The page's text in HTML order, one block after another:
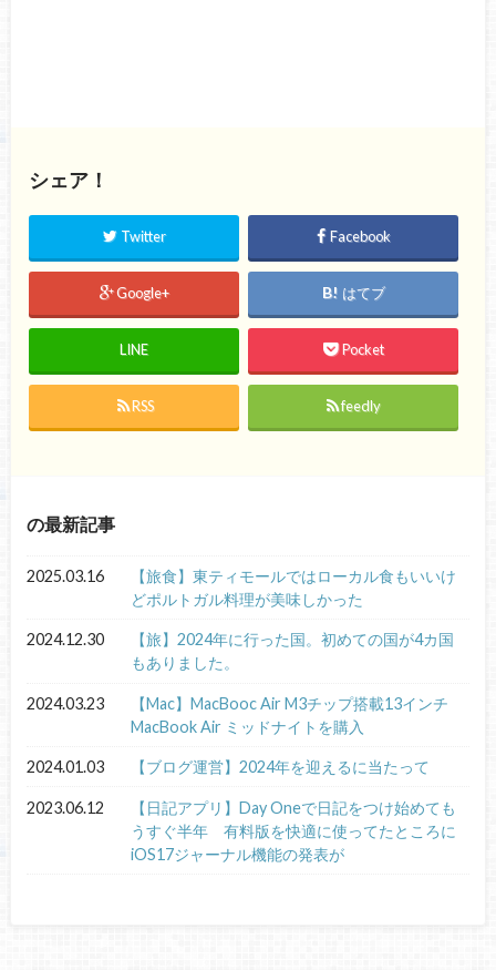
シェア！
Twitter Facebook
Google+ はてブ
LINE Pocket
RSS feedly
の最新記事
2025.03.16
【旅食】東ティモールではローカル食もいいけ
どポルトガル料理が美味しかった
2024.12.30
【旅】2024年に行った国。初めての国が4カ国
もありました。
2024.03.23
【Mac】MacBooc Air M3チップ搭載13インチ
MacBook Air ミッドナイトを購入
2024.01.03 【ブログ運営】2024年を迎えるに当たって
2023.06.12
【日記アプリ】Day Oneで日記をつけ始めても
うすぐ半年 有料版を快適に使ってたところに
iOS17ジャーナル機能の発表が